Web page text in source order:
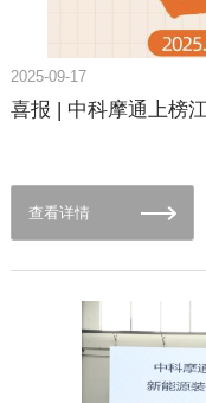
EMB系统市场销售额达到
中国市场占比有望突破
装配要求，二是大规模量产
格局中科摩通已实现商业化
试技术，可完成防侧翻功能
点”。此次中科摩通与恒创
进行了前瞻性探索与实践，
动系统进口国”向“技术标准
2025-09-17
喜报 | 中科摩通上榜
查看详情